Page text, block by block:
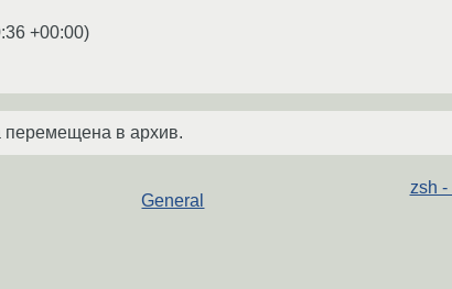
+00:00)
перемещена в архив.
General
zsh